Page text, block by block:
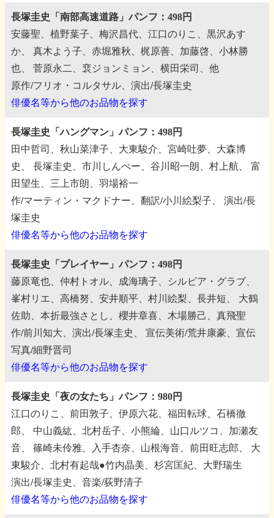
長塚圭史「南部高速道路」パンフ：498円
安藤聖、植野葉子、梅沢昌代、江口のりこ、黒沢あす
か、
真木よう子、赤堀雅秋、梶原善、加藤啓、小林勝
也、
菅原永二、裵ジョンミョン、横田栄司、他
原作/フリオ・コルタサル、演出/長塚圭史
俳優名等から他のお品物を探す
長塚圭史「ハングマン」パンフ：498円
田中哲司、秋山菜津子、大東駿介、宮崎吐夢、大森博
史、
長塚圭史、市川しんぺー、谷川昭一朗、村上航、
富
田望生、三上市朗、羽場裕一
作/マーティン・マクドナー、翻訳/小川絵梨子、
演出/長
塚圭史
俳優名等から他のお品物を探す
長塚圭史「プレイヤー」パンフ：498円
藤原竜也、仲村トオル、成海璃子、シルビア・グラブ、
峯村リエ、高橋努、安井順平、村川絵梨、長井短、
大鶴
佐助、本折最強さとし、櫻井章喜、木場勝己、真飛聖
作/前川知大、演出/長塚圭史、
宣伝美術/荒井康豪、宣伝
写真/細野晋司
俳優名等から他のお品物を探す
長塚圭史「夜の女たち」パンフ：980円
江口のりこ、前田敦子、伊原六花、福田転球、石橋徹
郎、
中山義紘、北村岳子、小熊綸、山口ルツコ、加瀬友
音、
篠崎未伶雅、入手杏奈、山根海音、前田旺志郎、
大
東駿介、北村有起哉●竹内晶美、杉宮匡紀、大野瑞生
演出/長塚圭史、音楽/荻野清子
俳優名等から他のお品物を探す